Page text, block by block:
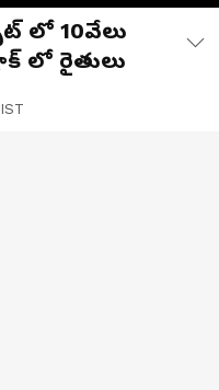
లో 10వేలు
లో రైతులు